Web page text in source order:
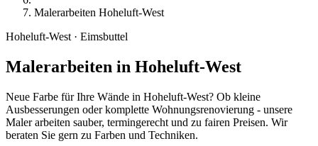
Malerarbeiten Hoheluft-West
Hoheluft-West · Eimsbuttel
Malerarbeiten in Hoheluft-West
Neue Farbe für Ihre Wände in Hoheluft-West? Ob kleine
Ausbesserungen oder komplette Wohnungsrenovierung - unsere
Maler arbeiten sauber, termingerecht und zu fairen Preisen. Wir
beraten Sie gern zu Farben und Techniken.